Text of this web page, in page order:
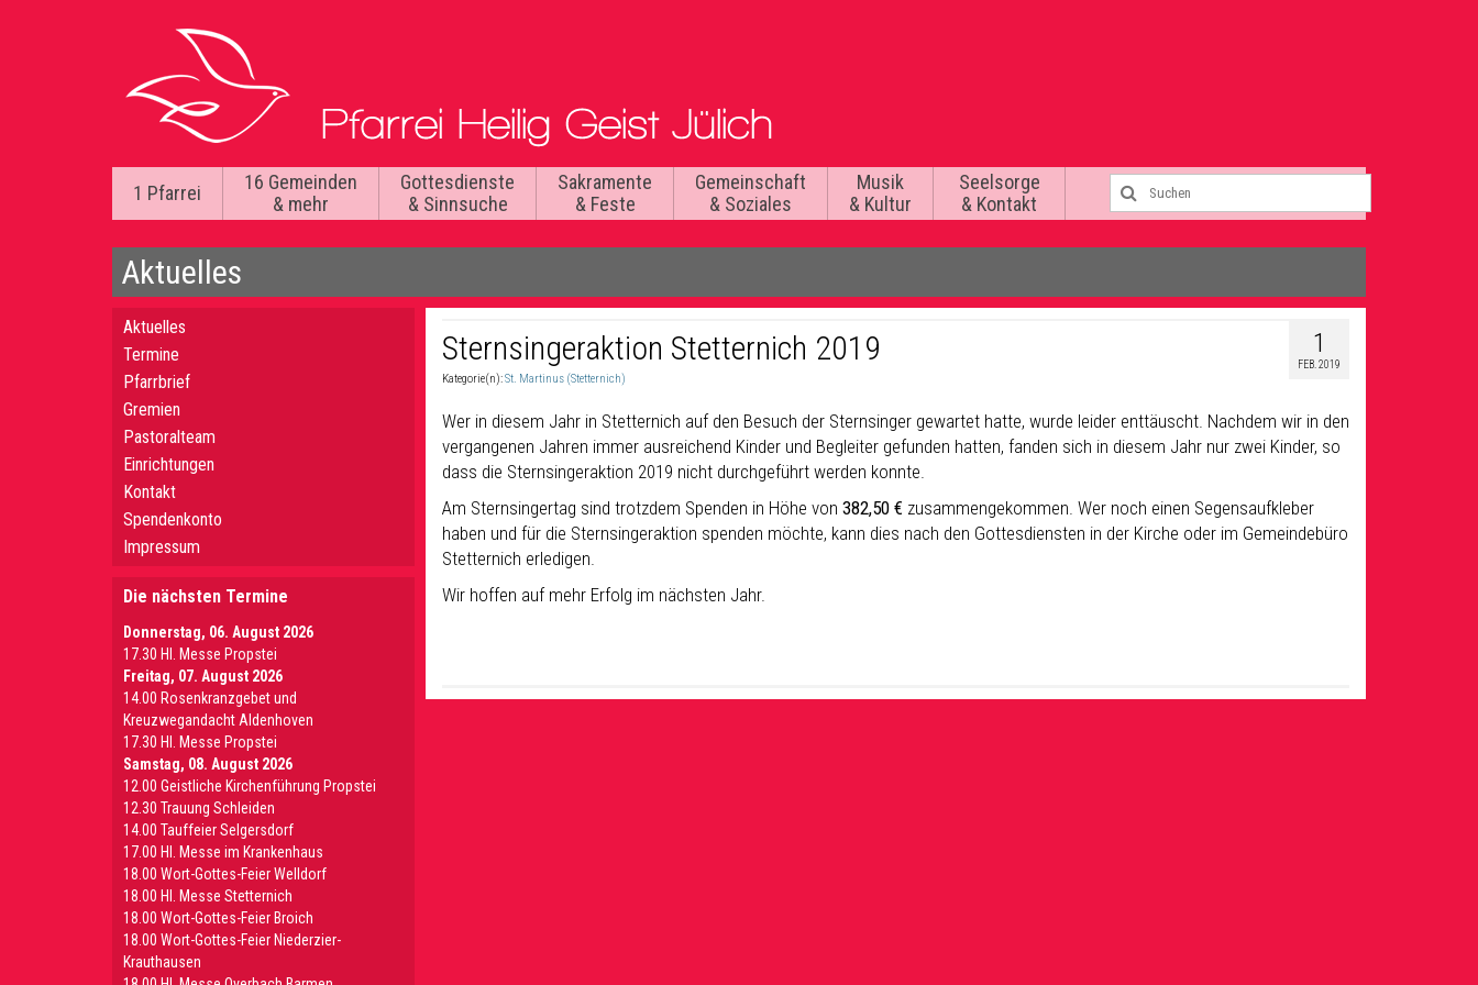
1 Pfarrei
16 Gemeinden
& mehr
Gottesdienste
& Sinnsuche
Sakramente
& Feste
Gemeinschaft
& Soziales
Musik
& Kultur
Seelsorge
& Kontakt
Aktuelles
1
FEB. 2019
Sternsingeraktion Stetternich 2019
Kategorie(n):St. Martinus (Stetternich)
Wer in diesem Jahr in Stetternich auf den Besuch der Sternsinger gewartet hatte, wurde leider enttäuscht. Nachdem wir in den
vergangenen Jahren immer ausreichend Kinder und Begleiter gefunden hatten, fanden sich in diesem Jahr nur zwei Kinder, so
dass die Sternsingeraktion 2019 nicht durchgeführt werden konnte.
Am Sternsingertag sind trotzdem Spenden in Höhe von 382,50 € zusammengekommen. Wer noch einen Segensaufkleber
haben und für die Sternsingeraktion spenden möchte, kann dies nach den Gottesdiensten in der Kirche oder im Gemeindebüro
Stetternich erledigen.
Wir hoffen auf mehr Erfolg im nächsten Jahr.
Aktuelles
Termine
Pfarrbrief
Gremien
Pastoralteam
Einrichtungen
Kontakt
Spendenkonto
Impressum
Die nächsten Termine
Donnerstag, 06. August 2026
17.30 Hl. Messe Propstei
Freitag, 07. August 2026
14.00 Rosenkranzgebet und
Kreuzwegandacht Aldenhoven
17.30 Hl. Messe Propstei
Samstag, 08. August 2026
12.00 Geistliche Kirchenführung Propstei
12.30 Trauung Schleiden
14.00 Tauffeier Selgersdorf
17.00 Hl. Messe im Krankenhaus
18.00 Wort-Gottes-Feier Welldorf
18.00 Hl. Messe Stetternich
18.00 Wort-Gottes-Feier Broich
18.00 Wort-Gottes-Feier Niederzier-
Krauthausen